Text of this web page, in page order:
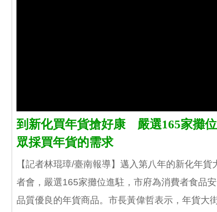
到新化買年貨搶好康 嚴選165家攤
眾採買年貨的需求
【記者林琨璋/臺南報導】邁入第八年的新化年
者會，嚴選165家攤位進駐，市府為消費者食品
品質優良的年貨商品。市長黃偉哲表示，年貨大